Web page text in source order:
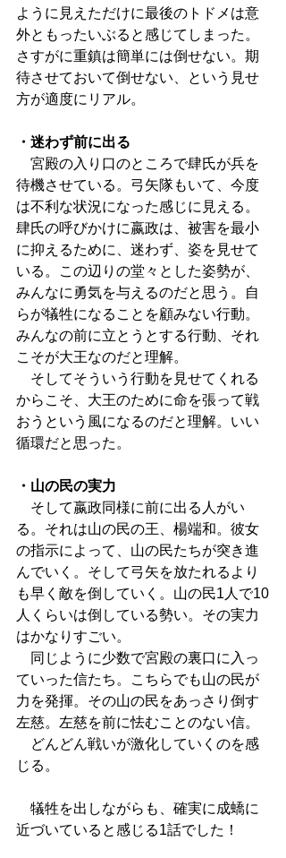
ように見えただけに最後のトドメは意
外ともったいぶると感じてしまった。
さすがに重鎮は簡単には倒せない。期
待させておいて倒せない、という見せ
方が適度にリアル。
・迷わず前に出る
宮殿の入り口のところで肆氏が兵を
待機させている。弓矢隊もいて、今度
は不利な状況になった感じに見える。
肆氏の呼びかけに嬴政は、被害を最小
に抑えるために、迷わず、姿を見せて
いる。この辺りの堂々とした姿勢が、
みんなに勇気を与えるのだと思う。自
らが犠牲になることを顧みない行動。
みんなの前に立とうとする行動、それ
こそが大王なのだと理解。
そしてそういう行動を見せてくれる
からこそ、大王のために命を張って戦
おうという風になるのだと理解。いい
循環だと思った。
・山の民の実力
そして嬴政同様に前に出る人がい
る。それは山の民の王、楊端和。彼女
の指示によって、山の民たちが突き進
んでいく。そして弓矢を放たれるより
も早く敵を倒していく。山の民1人で10
人くらいは倒している勢い。その実力
はかなりすごい。
同じように少数で宮殿の裏口に入っ
ていった信たち。こちらでも山の民が
力を発揮。その山の民をあっさり倒す
左慈。左慈を前に怯むことのない信。
どんどん戦いが激化していくのを感
じる。
犠牲を出しながらも、確実に成蟜に
近づいていると感じる1話でした！